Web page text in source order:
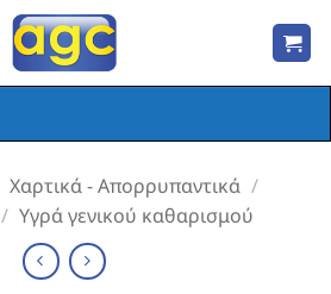
Χαρτικά - Απορρυπαντικά /
/ Υγρά γενικού καθαρισμού